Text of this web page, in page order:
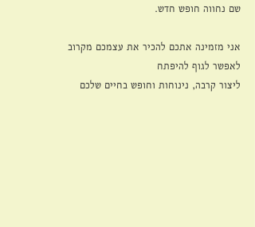
שם נחווה חופש חדש.
אני מזמינה אתכם להכיר את עצמכם מקרוב
לאפשר לגוף להיפתח
ליצור קרבה, נינוחות וחופש בחיים שלכם